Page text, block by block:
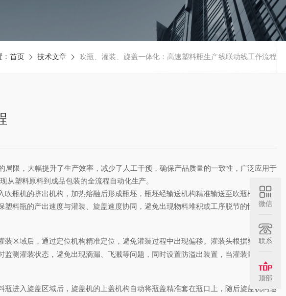
：首页 技术文章 吹瓶、灌装、旋盖一体化：高速塑料瓶生产线联动线工作流程
限，大幅提升了生产效率，减少了人工干预，确保产品质量的一致性，广泛应用于
从塑料原料到成品包装的全流程自动化生产。
瓶机的挤出机构，加热熔融后形成瓶坯，瓶坯经输送机构精准输送至吹瓶模具中，
料瓶的产出速度与灌装、旋盖速度协同，避免出现物料堆积或工序脱节的情况。吹
区域后，通过定位机构精准定位，避免灌装过程中出现偏移。灌装头根据塑料瓶的
测灌装状态，避免出现滴漏、飞溅等问题，同时设置防溢出装置，当灌装量达到设
进入旋盖区域后，旋盖机的上盖机构自动将瓶盖精准套在瓶口上，随后旋盖机构通
微信
联系
顶部